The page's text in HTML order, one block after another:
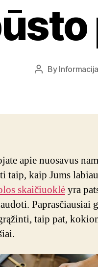
Post
By Informacija
apie nuosavus
taip, kaip Jums
skaičiuoklėyra
taip pat,